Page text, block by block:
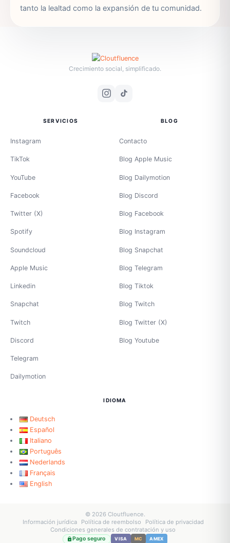
tanto la lealtad como la expansión de tu comunidad.
Crecimiento social, simplificado.
SERVICIOS
Instagram
TikTok
YouTube
Facebook
Twitter (X)
Spotify
Soundcloud
Apple Music
Linkedin
Snapchat
Twitch
Discord
Telegram
Dailymotion
BLOG
Contacto
Blog Apple Music
Blog Dailymotion
Blog Discord
Blog Facebook
Blog Instagram
Blog Snapchat
Blog Telegram
Blog Tiktok
Blog Twitch
Blog Twitter (X)
Blog Youtube
IDIOMA
Deutsch
Español
Italiano
Português
Nederlands
Français
English
© 2026 Cloutfluence.
Información jurídica
Política de reembolso
Política de privacidad
Condiciones generales de contratación y uso
Pago seguro VISA MC AMEX